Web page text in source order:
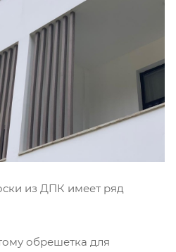
из ДПК имеет ряд
обрешетка для